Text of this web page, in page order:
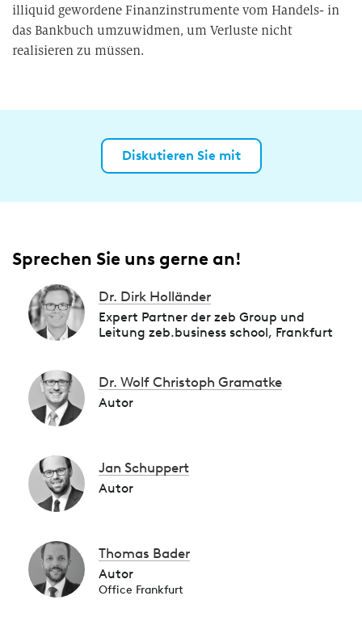
illiquid gewordene Finanzinstrumente vom Handels- in
das Bankbuch umzuwidmen, um Verluste nicht
realisieren zu müssen.
Diskutieren Sie mit
Sprechen Sie uns gerne an!
Dr. Dirk Holländer
Expert Partner der zeb Group und
Leitung zeb.business school, Frankfurt
Dr. Wolf Christoph Gramatke
Autor
Jan Schuppert
Autor
Thomas Bader
Autor
Office Frankfurt